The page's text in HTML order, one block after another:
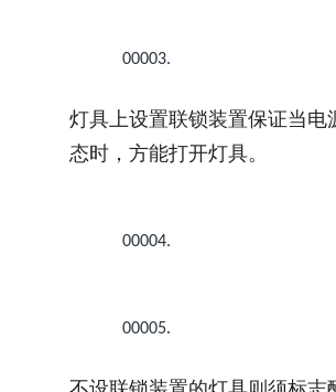
00003.
灯具上设置联锁装置保证当电
态时，方能打开灯具。
00004.
00005.